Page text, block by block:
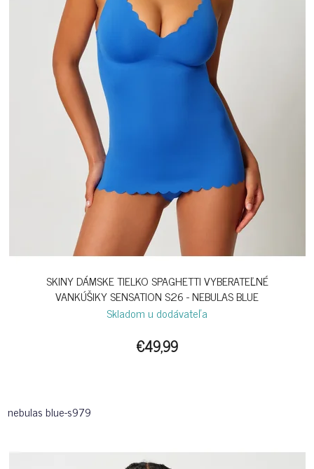
SKINY DÁMSKE TIELKO SPAGHETTI VYBERATEĽNÉ
VANKÚŠIKY SENSATION S26 - NEBULAS BLUE
Skladom u dodávateľa
€49,99
nebulas blue-s979